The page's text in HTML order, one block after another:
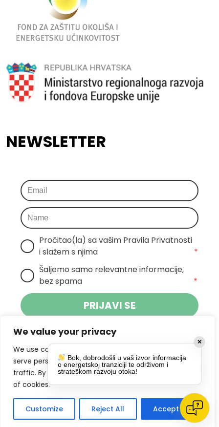
We value your privacy
We use cookies to enhance your browsing experience,
serve personalized ads or content, and analyze our
traffic. By clicking "Accept All", you consent to our use
of cookies.
Customize Reject All Accept All
NEWSLETTER
Pročitao(la) sa vašim Pravila Privatnosti
i slažem s njima
*
Šaljemo samo relevantne informacije,
bez spama
*
PRIJAVI SE
Klikom na gumb dajete suglasnost za
primanje novosti Pokreta Otoka te se
slažete spolitikom privatnosti.
DRUŠTVENE MREŽE
✕
Bok, dobrodošli u vaš izvor informacija
o energetskoj tranziciji te održivom i
strateškom razvoju otoka!